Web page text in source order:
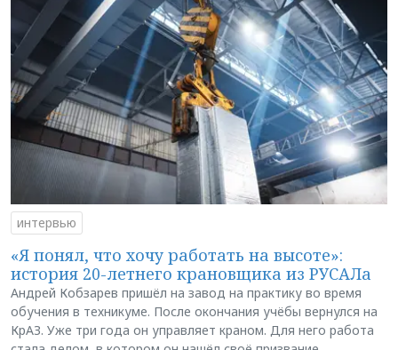
интервью
«Я понял, что хочу работать на высоте»:
история 20-летнего крановщика из РУСАЛа
Андрей Кобзарев пришёл на завод на практику во время
обучения в техникуме. После окончания учёбы вернулся на
КрАЗ. Уже три года он управляет краном. Для него работа